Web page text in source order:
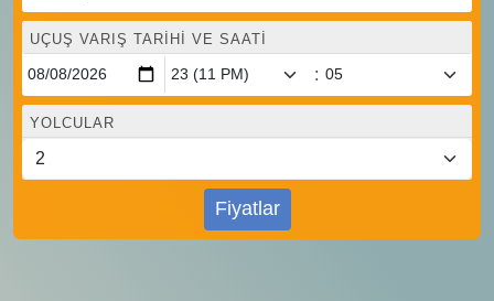
UÇUŞ VARIŞ TARIHI VE SAATI
:
YOLCULAR
Fiyatlar